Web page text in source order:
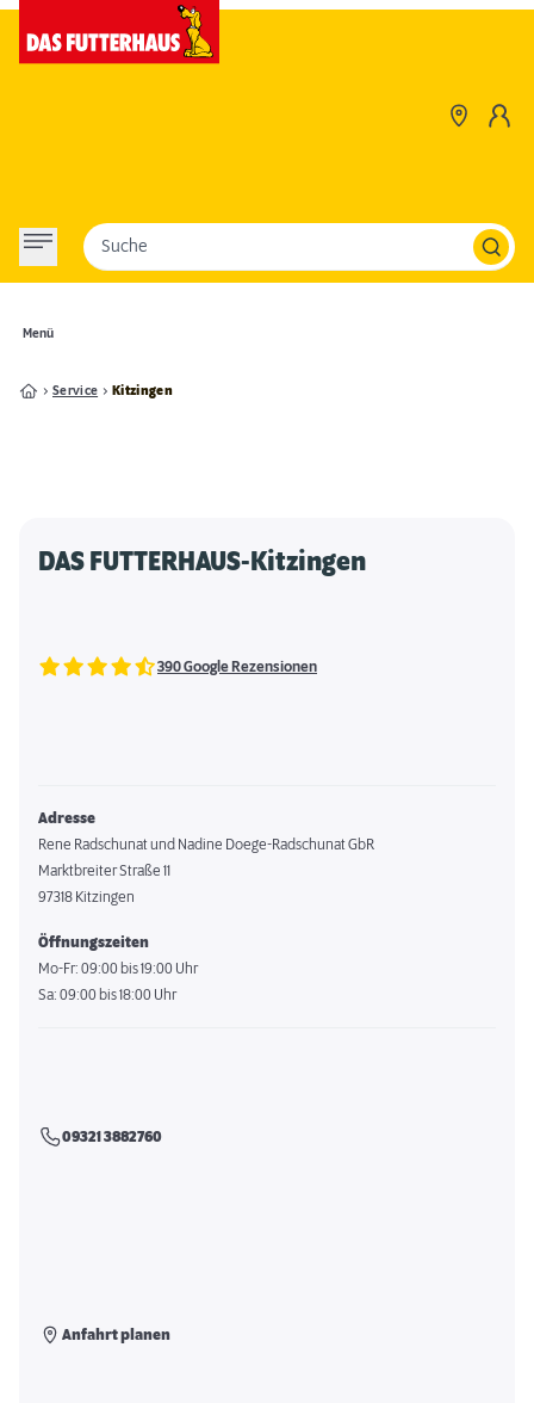
Menü
Suche
Service Kitzingen
DAS FUTTERHAUS-Kitzingen
390 Google Rezensionen
Adresse
Rene Radschunat und Nadine Doege-Radschunat GbR
Marktbreiter Straße 11
97318 Kitzingen
Öffnungszeiten
Mo-Fr: 09:00 bis 19:00 Uhr
Sa: 09:00 bis 18:00 Uhr
09321 3882760
Anfahrt planen